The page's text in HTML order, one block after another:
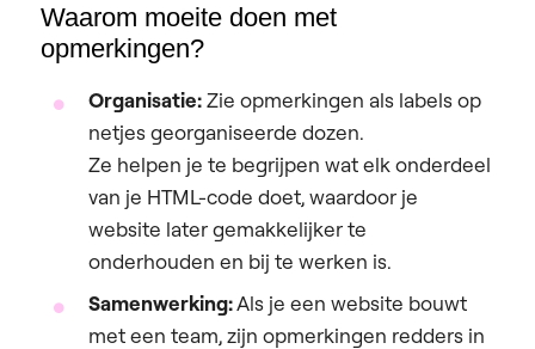
Waarom moeite doen met
opmerkingen?
Organisatie:Zie opmerkingen als labels op
netjes georganiseerde dozen.
Ze helpen je te begrijpen wat elk onderdeel
van je HTML-code doet, waardoor je
website later gemakkelijker te
onderhouden en bij te werken is.
Samenwerking:Als je een website bouwt
met een team, zijn opmerkingen redders in